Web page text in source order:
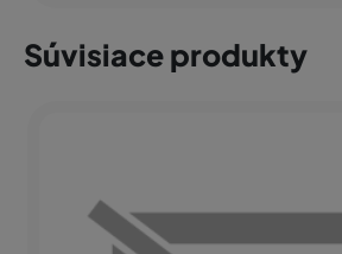
Súvisiace produkty